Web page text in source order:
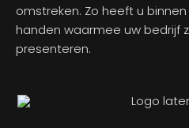
omstreken. Zo heeft u
handen waarmee uw bedrijf
presenteren.